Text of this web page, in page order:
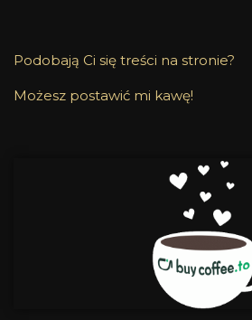
Podobają Ci się treści na stronie?
Możesz postawić mi kawę!